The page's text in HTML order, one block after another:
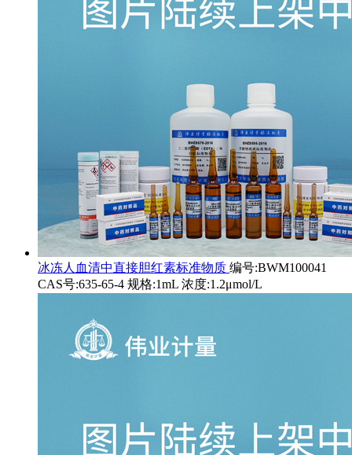
冰冻人血清中直接胆红素标准物质 编号:BWM100041
CAS号:635-65-4 规格:1mL 浓度:1.2μmol/L